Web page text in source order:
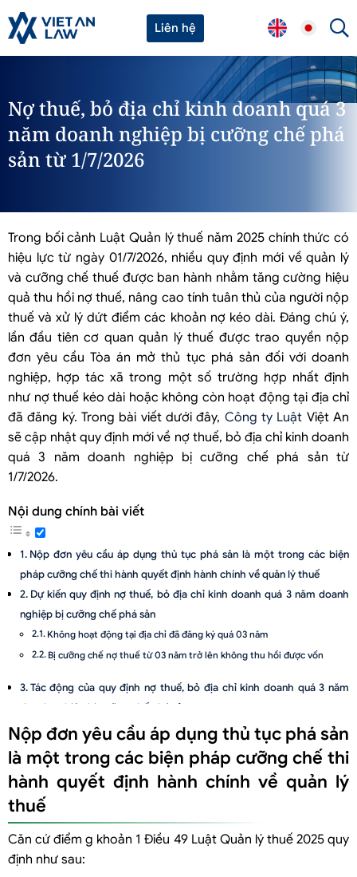
Liên hệ
Nợ thuế, bỏ địa chỉ kinh doanh quá 3
năm doanh nghiệp bị cưỡng chế phá
sản từ 1/7/2026
Trong bối cảnh Luật Quản lý thuế năm 2025 chính thức có
hiệu lực từ ngày 01/7/2026, nhiều quy định mới về quản lý
và cưỡng chế thuế được ban hành nhằm tăng cường hiệu
quả thu hồi nợ thuế, nâng cao tính tuân thủ của người nộp
thuế và xử lý dứt điểm các khoản nợ kéo dài. Đáng chú ý,
lần đầu tiên cơ quan quản lý thuế được trao quyền nộp
đơn yêu cầu Tòa án mở thủ tục phá sản đối với doanh
nghiệp, hợp tác xã trong một số trường hợp nhất định
như nợ thuế kéo dài hoặc không còn hoạt động tại địa chỉ
đã đăng ký. Trong bài viết dưới đây, Công ty Luật Việt An
sẽ cập nhật quy định mới về nợ thuế, bỏ địa chỉ kinh doanh
quá 3 năm doanh nghiệp bị cưỡng chế phá sản từ
1/7/2026.
Nội dung chính bài viết
Nộp đơn yêu cầu áp dụng thủ tục phá sản là một trong các biện
pháp cưỡng chế thi hành quyết định hành chính về quản lý thuế
Dự kiến quy định nợ thuế, bỏ địa chỉ kinh doanh quá 3 năm doanh
nghiệp bị cưỡng chế phá sản
Không hoạt động tại địa chỉ đã đăng ký quá 03 năm
Bị cưỡng chế nợ thuế từ 03 năm trở lên không thu hồi được vốn
Tác động của quy định nợ thuế, bỏ địa chỉ kinh doanh quá 3 năm
doanh nghiệp bị cưỡng chế phá sản
Người quản lý doanh nghiệp bị tuyên bố phá sản có bị hạn chế
quyền quản lý doanh nghiệp?
4 trường hợp được xóa tiền nợ thuế kể từ ngày 1/7/2026
Một số câu hỏi liên quan
Nộp đơn yêu cầu áp dụng thủ tục phá sản
là một trong các biện pháp cưỡng chế thi
hành quyết định hành chính về quản lý
thuế
Căn cứ điểm g khoản 1 Điều 49 Luật Quản lý thuế 2025 quy
định như sau: